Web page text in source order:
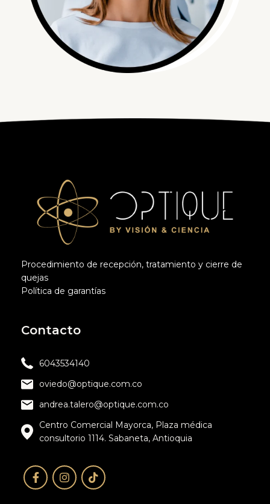
Procedimiento de recepción, tratamiento y cierre de
quejas
Política de garantías
Contacto
6043534140
oviedo@optique.com.co
andrea.talero@optique.com.co
Centro Comercial Mayorca, Plaza médica
consultorio 1114. Sabaneta, Antioquia